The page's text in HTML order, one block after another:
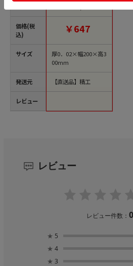
価格(税
込)
サイズ
発送元
レビュー
文単位100袋）【直送
￥647
厚0．02×幅200×高3
00mm
【直送品】精工
レビュー
レビュー件数：
★ 5
★ 4
★ 3